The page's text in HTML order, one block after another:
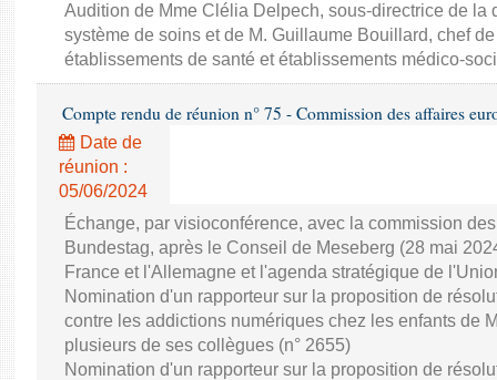
Audition de Mme Clélia Delpech, sous-directrice de la
système de soins et de M. Guillaume Bouillard, chef
établissements de santé et établissements médico-
Compte rendu de réunion n° 75 - Commission des affaires
Date de
réunion :
05/06/2024
Échange, par visioconférence, avec la commission
Bundestag, après le Conseil de Meseberg (28 mai
France et l'Allemagne et l'agenda stratégique de
Nomination d'un rapporteur sur la proposition de
contre les addictions numériques chez les enfants de
plusieurs de ses collègues (n° 2655)
Nomination d'un rapporteur sur la proposition de